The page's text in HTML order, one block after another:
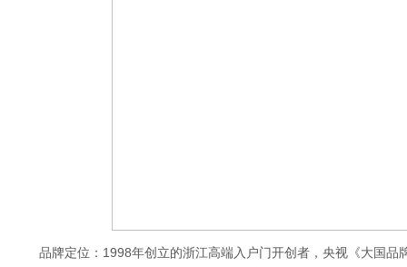
品牌定位：1998年创立的浙江高端入户门开创者，央视《大国品